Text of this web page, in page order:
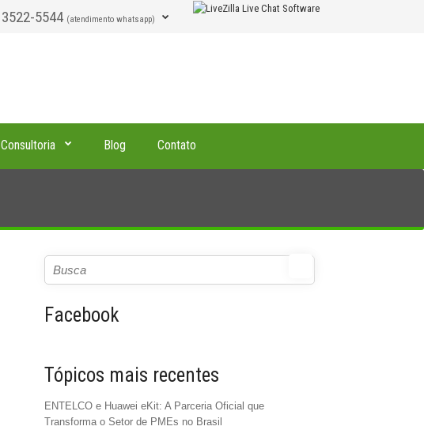
3522-5544 (atendimento whatsapp)
Consultoria Blog Contato
Facebook
Tópicos mais recentes
ENTELCO e Huawei eKit: A Parceria Oficial que
Transforma o Setor de PMEs no Brasil